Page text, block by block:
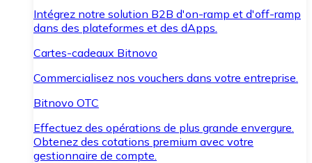
Intégrez notre solution B2B d'on-ramp et d'off-ramp
dans des plateformes et des dApps.
Cartes-cadeaux Bitnovo
Commercialisez nos vouchers dans votre entreprise.
Bitnovo OTC
Effectuez des opérations de plus grande envergure.
Obtenez des cotations premium avec votre
gestionnaire de compte.